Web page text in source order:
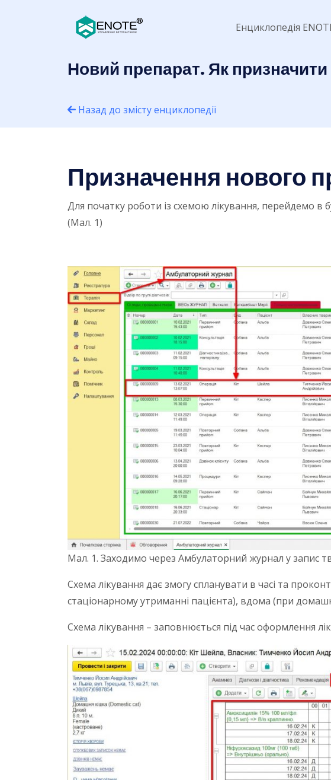
Енциклопедія
Новий препарат. Як
Назад до змісту енциклопедії
Призначення нового
Для початку роботи із схемою лікування, перейдемо в
(Мал. 1)
Мал. 1. Заходимо через Амбулаторний журнал у запис
Схема лікування дає змогу спланувати в часі та
стаціонарному утриманні пацієнта), вдома (при
Схема лікування – заповнюється під час оформлення